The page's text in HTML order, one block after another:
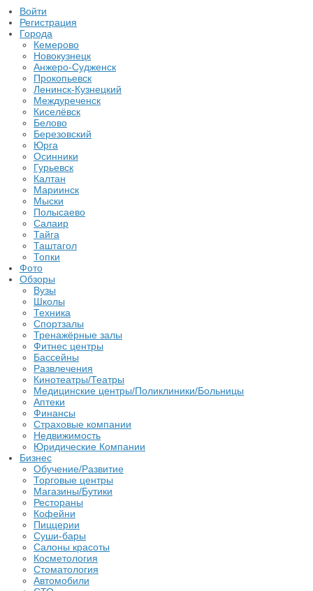
Войти
Регистрация
Города
Кемерово
Новокузнецк
Анжеро-Судженск
Прокопьевск
Ленинск-Кузнецкий
Междуреченск
Киселёвск
Белово
Березовский
Юрга
Осинники
Гурьевск
Калтан
Мариинск
Мыски
Полысаево
Салаир
Тайга
Таштагол
Топки
Фото
Обзоры
Вузы
Школы
Техника
Спортзалы
Тренажёрные залы
Фитнес центры
Бассейны
Развлечения
Кинотеатры/Театры
Медицинские центры/Поликлиники/Больницы
Аптеки
Финансы
Страховые компании
Недвижимость
Юридические Компании
Бизнес
Обучение/Развитие
Торговые центры
Магазины/Бутики
Рестораны
Кофейни
Пиццерии
Суши-бары
Салоны красоты
Косметология
Стоматология
Автомобили